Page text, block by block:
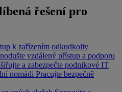
řešení pro
k zařízením odkudkoliv
vzdálený přístup a podporu
a zabezpečte podnikové IT
nomádi Pracujte bezpečně